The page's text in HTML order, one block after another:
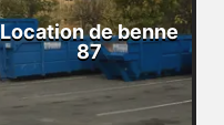
Location de benne
87